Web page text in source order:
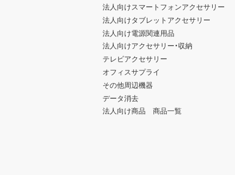
法人向けスマートフォンアクセサリー
法人向けタブレットアクセサリー
法人向け電源関連用品
法人向けアクセサリー・収納
テレビアクセサリー
オフィスサプライ
その他周辺機器
データ消去
法人向け商品 商品一覧